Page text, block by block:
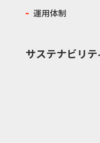
運用体制
サステナビリテ